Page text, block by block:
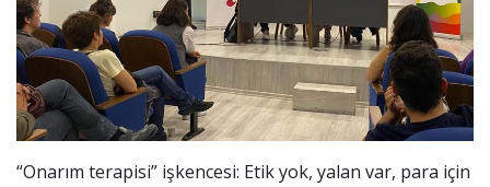
“Onarım terapisi” işkencesi: Etik yok, yalan var, para için